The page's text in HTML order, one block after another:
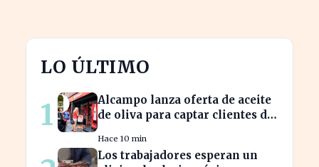
LO ÚLTIMO
1
Alcampo lanza oferta de aceite
de oliva para captar clientes de
Hace 10 min
Los trabajadores esperan un